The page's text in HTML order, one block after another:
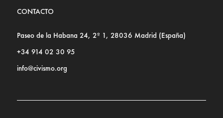
CONTACTO
Paseo de la Habana 24, 2º 1, 28036 Madrid (España)
+34 914 02 30 95
info@civismo.org